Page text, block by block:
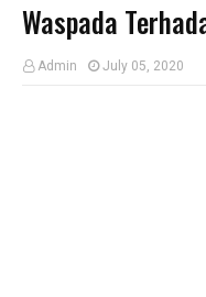
Waspada
Admin July 05, 2020